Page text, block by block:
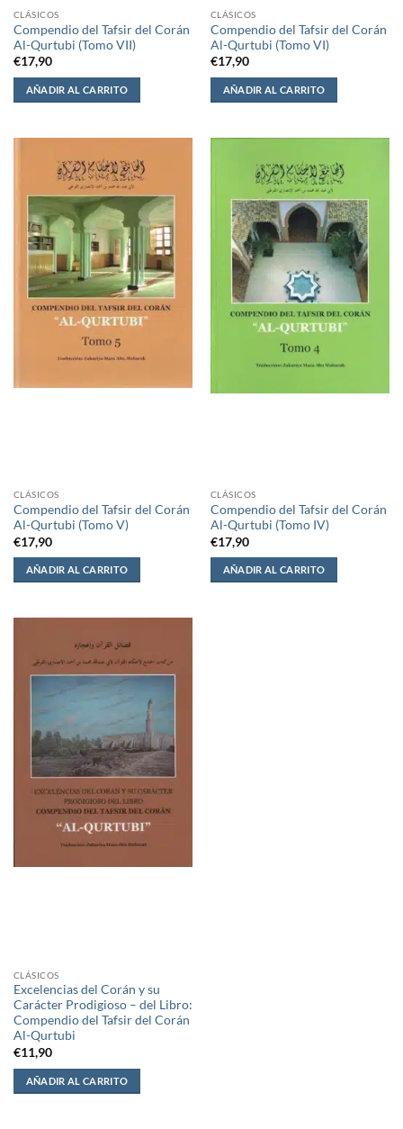
CLÁSICOS
Compendio del Tafsir del Corán
Al-Qurtubi (Tomo VII)
€17,90
AÑADIR AL CARRITO
CLÁSICOS
Compendio del Tafsir del Corán
Al-Qurtubi (Tomo VI)
€17,90
AÑADIR AL CARRITO
CLÁSICOS
Compendio del Tafsir del Corán
Al-Qurtubi (Tomo V)
€17,90
AÑADIR AL CARRITO
CLÁSICOS
Compendio del Tafsir del Corán
Al-Qurtubi (Tomo IV)
€17,90
AÑADIR AL CARRITO
CLÁSICOS
Excelencias del Corán y su
Carácter Prodigioso – del Libro:
Compendio del Tafsir del Corán
Al-Qurtubi
€11,90
AÑADIR AL CARRITO